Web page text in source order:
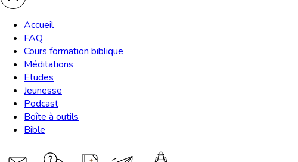
Accueil
FAQ
Cours formation biblique
Méditations
Etudes
Jeunesse
Podcast
Boîte à outils
Bible